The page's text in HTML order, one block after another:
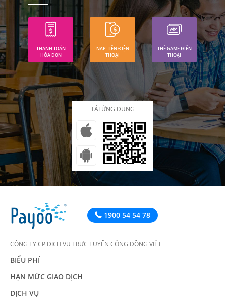
THANH TOÁN
HÓA ĐƠN
NẠP TIỀN ĐIỆN
THOẠI
THẺ GAME ĐIỆN
THOẠI
TẢI ỨNG DỤNG
1900 54 54 78
CÔNG TY CP DỊCH VỤ TRỰC TUYẾN CỘNG ĐỒNG VIỆT
BIỂU PHÍ
HẠN MỨC GIAO DỊCH
DỊCH VỤ